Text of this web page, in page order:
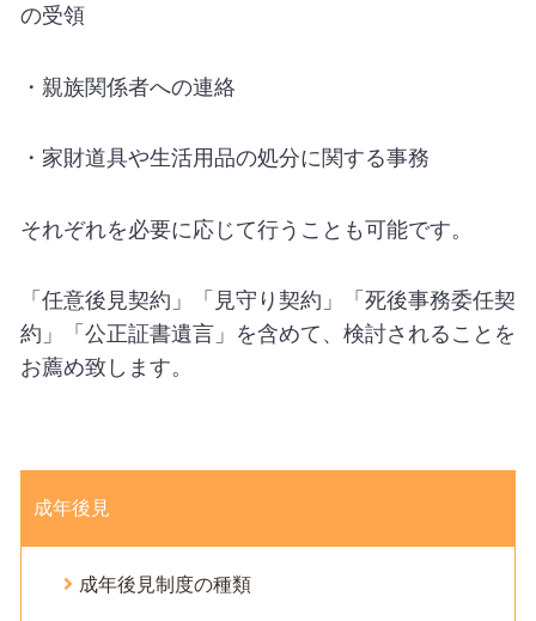
の受領
・親族関係者への連絡
・家財道具や生活用品の処分に関する事務
それぞれを必要に応じて行うことも可能です。
「任意後見契約」「見守り契約」「死後事務委任契
約」「公正証書遺言」を含めて、検討されることを
お薦め致します。
成年後見
成年後見制度の種類